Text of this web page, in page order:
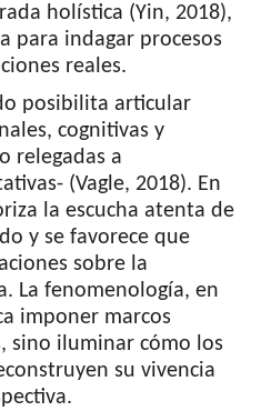
holística (Yin, 2018),
para indagar procesos
reales.
posibilita articular
cognitivas y
relegadas a
(Vagle, 2018). En
la escucha atenta de
y se favorece que
sobre la
La fenomenología, en
imponer marcos
sino iluminar cómo los
su vivencia